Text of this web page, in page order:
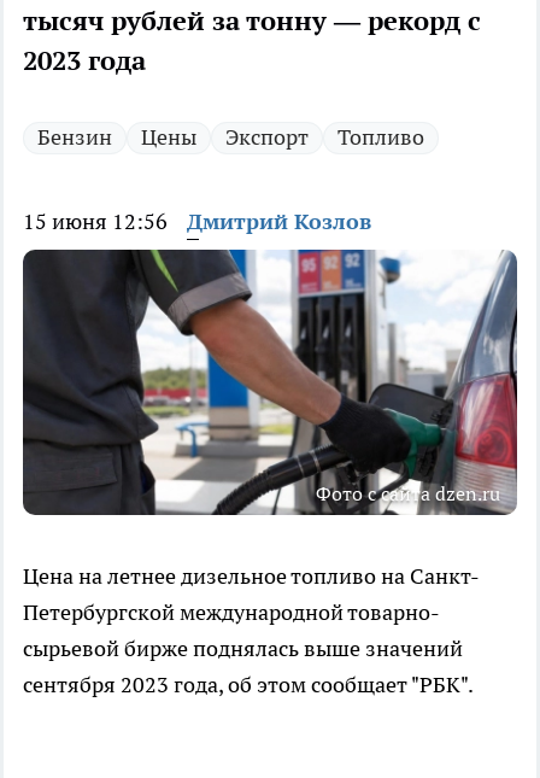
тысяч рублей за тонну — рекорд с
2023 года
Бензин Цены Экспорт Топливо
15 июня 12:56 Дмитрий Козлов
Фото с сайта dzen.ru
Цена на летнее дизельное топливо на Санкт-
Петербургской международной товарно-
сырьевой бирже поднялась выше значений
сентября 2023 года, об этом сообщает "РБК".